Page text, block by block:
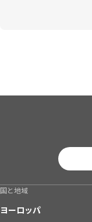
国と地域
ヨーロッパ